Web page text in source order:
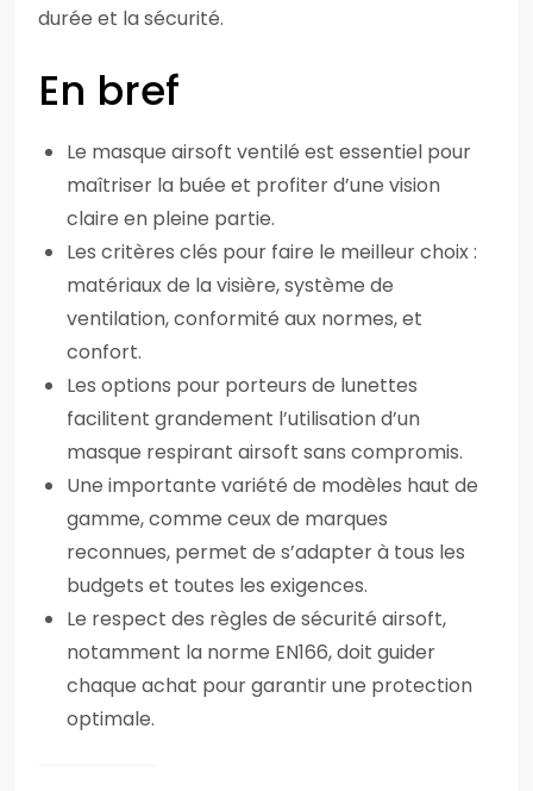
durée et la sécurité.
En bref
Le masque airsoft ventilé est essentiel pour
maîtriser la buée et profiter d’une vision
claire en pleine partie.
Les critères clés pour faire le meilleur choix :
matériaux de la visière, système de
ventilation, conformité aux normes, et
confort.
Les options pour porteurs de lunettes
facilitent grandement l’utilisation d’un
masque respirant airsoft sans compromis.
Une importante variété de modèles haut de
gamme, comme ceux de marques
reconnues, permet de s’adapter à tous les
budgets et toutes les exigences.
Le respect des règles de sécurité airsoft,
notamment la norme EN166, doit guider
chaque achat pour garantir une protection
optimale.